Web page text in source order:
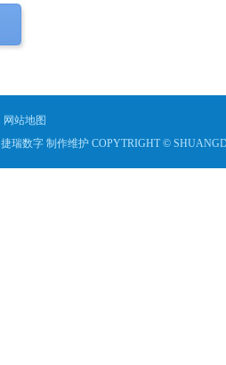
网站地图
捷瑞数字制作维护 COPYTRIGHT ©